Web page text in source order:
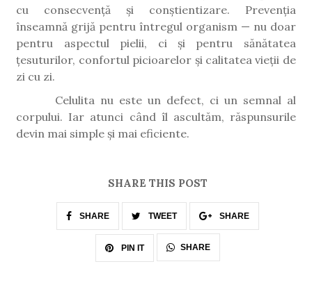
cu consecvență și conștientizare. Prevenția
înseamnă grijă pentru întregul organism — nu doar
pentru aspectul pielii, ci și pentru sănătatea
țesuturilor, confortul picioarelor și calitatea vieții de
zi cu zi.
Celulita nu este un defect, ci un semnal al
corpului. Iar atunci când îl ascultăm, răspunsurile
devin mai simple și mai eficiente.
SHARE THIS POST
SHARE TWEET SHARE
PIN IT SHARE